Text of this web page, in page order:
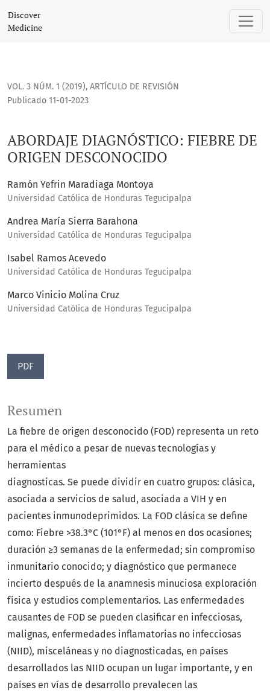
ABORDAJE DIAGNÓSTICO: FIEBRE DE ORIGEN DESCONOCIDO
Discover
Medicine
VOL. 3 NÚM. 1 (2019), ARTÍCULO DE REVISIÓN
ABORDAJE DIAGNÓSTICO: FIEBRE DE
ORIGEN DESCONOCIDO
Publicado 11-01-2023
Ramón Yefrin Maradiaga Montoya
Universidad Católica de Honduras Tegucipalpa
Andrea María Sierra Barahona
Universidad Católica de Honduras Tegucipalpa
Isabel Ramos Acevedo
Universidad Católica de Honduras Tegucipalpa
Marco Vinicio Molina Cruz
Universidad Católica de Honduras Tegucipalpa
PDF
Resumen
La fiebre de origen desconocido (FOD) representa un reto
para el médico a pesar de nuevas tecnologías y
herramientas
diagnosticas. Se puede dividir en cuatro grupos: clásica,
asociada a servicios de salud, asociada a VIH y en
pacientes inmunodeprimidos. La FOD clásica se define
como: Fiebre >38.3°C (101°F) al menos en dos ocasiones;
duración ≥3 semanas de la enfermedad; sin compromiso
inmunitario conocido; y diagnóstico que permanece
incierto después de la anamnesis minuciosa exploración
física y estudios complementarios. Las enfermedades
causantes de FOD se pueden clasificar en infecciosas,
malignas, enfermedades inflamatorias no infecciosas
(NIID), misceláneas y no diagnosticadas, en países
desarrollados las NIID ocupan un lugar importante, y en
países en vías de desarrollo prevalecen las